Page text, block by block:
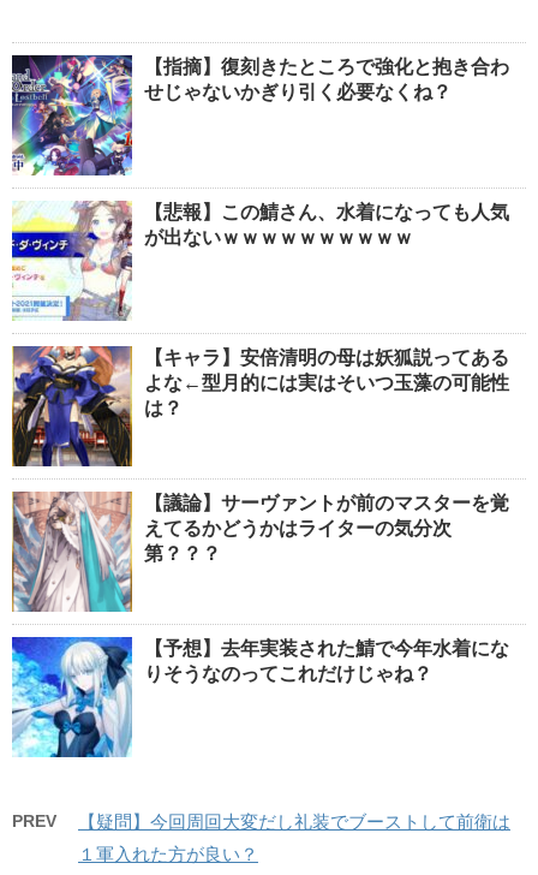
【指摘】復刻きたところで強化と抱き合わ
せじゃないかぎり引く必要なくね？
【悲報】この鯖さん、水着になっても人気
が出ないｗｗｗｗｗｗｗｗｗｗ
【キャラ】安倍清明の母は妖狐説ってある
よな←型月的には実はそいつ玉藻の可能性
は？
【議論】サーヴァントが前のマスターを覚
えてるかどうかはライターの気分次
第？？？
【予想】去年実装された鯖で今年水着にな
りそうなのってこれだけじゃね？
PREV
【疑問】今回周回大変だし礼装でブーストして前衛は
１軍入れた方が良い？